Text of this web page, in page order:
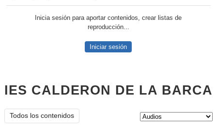
Inicia sesión para aportar contenidos, crear listas de
reproducción...
Iniciar sesión
IES CALDERON DE LA BARCA
Todos los contenidos